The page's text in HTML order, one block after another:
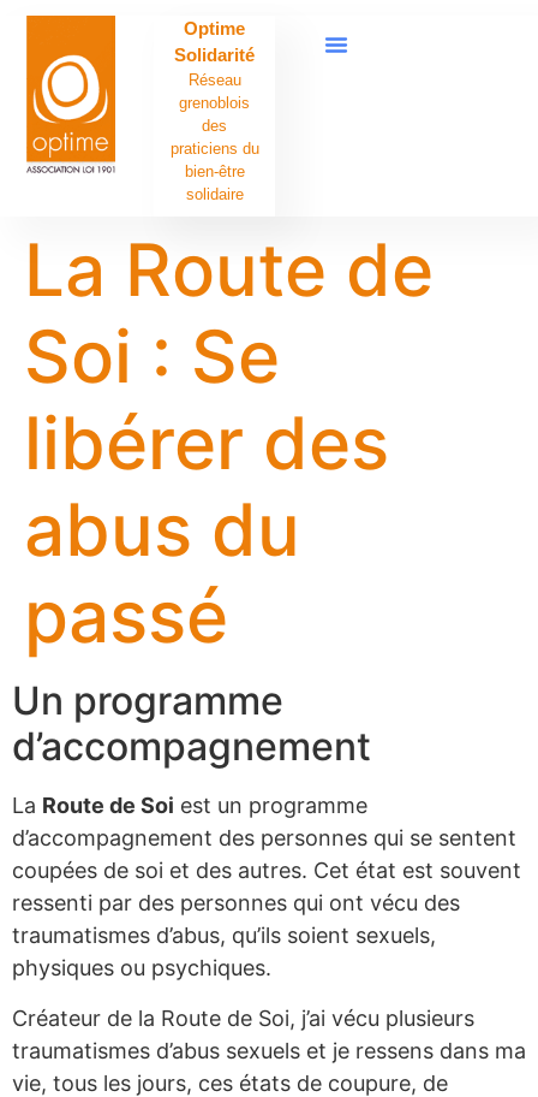
Optime
Solidarité
Réseau
grenoblois
des
praticiens du
bien-être
solidaire
La Route de
Soi : Se
libérer des
abus du
passé
Un programme
d’accompagnement
La Route de Soi est un programme
d’accompagnement des personnes qui se sentent
coupées de soi et des autres. Cet état est souvent
ressenti par des personnes qui ont vécu des
traumatismes d’abus, qu’ils soient sexuels,
physiques ou psychiques.
Créateur de la Route de Soi, j’ai vécu plusieurs
traumatismes d’abus sexuels et je ressens dans ma
vie, tous les jours, ces états de coupure, de